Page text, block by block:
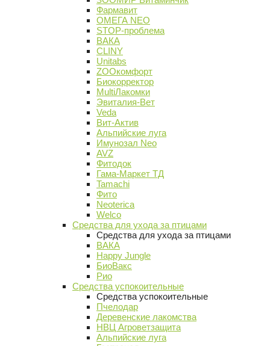
Фармавит
ОМЕГА NEO
STOP-проблема
ВАКА
CLINY
Unitabs
ZOOкомфорт
Биокорректор
MultiЛакомки
Эвиталия-Вет
Veda
Вит-Актив
Альпийские луга
Имунозал Neo
AVZ
Фитодок
Гама-Маркет ТД
Tamachi
Фито
Neoterica
Welco
Средства для ухода за птицами
Средства для ухода за птицами
ВАКА
Happy Jungle
БиоВакс
Рио
Средства успокоительные
Средства успокоительные
Пчелодар
Деревенские лакомства
НВЦ Агроветзащита
Альпийские луга